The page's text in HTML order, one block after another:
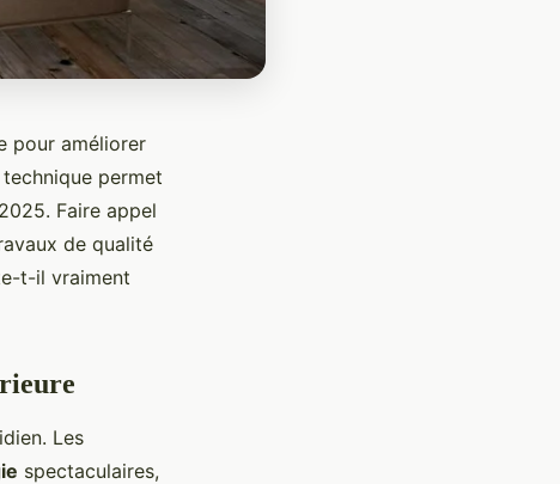
pour améliorer
permet
Faire appel
de qualité
t-il vraiment
Les
spectaculaires,